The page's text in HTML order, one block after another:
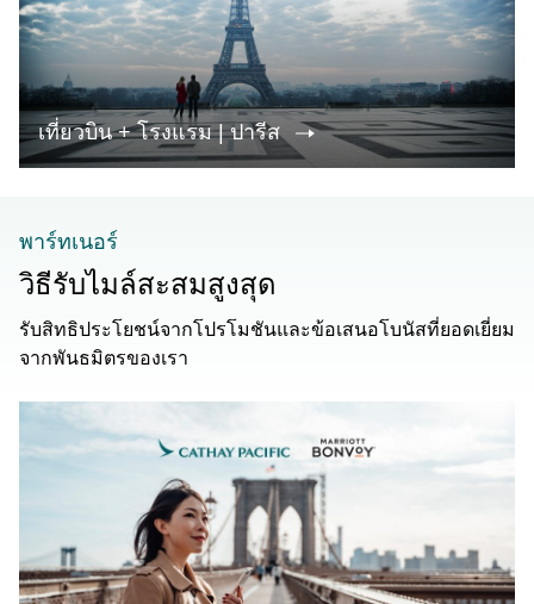
เที่ยวบิน + โรงแรม | ปารีส
พาร์ทเนอร์
วิธีรับไมล์สะสมสูงสุด
รับสิทธิประโยชน์จากโปรโมชันและข้อเสนอโบนัสที่ยอดเยี่ยม
จากพันธมิตรของเรา